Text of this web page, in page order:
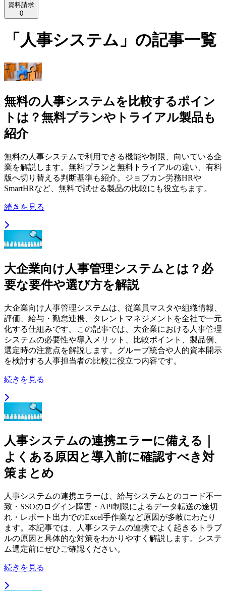
資料請求
0
「 人事システム 」の記事一覧
無料の人事システムを比較するポイン
トは？無料プランやトライアル製品も
紹介
無料の人事システムで利用できる機能や制限、向いている企
業を解説します。無料プランと無料トライアルの違い、有料
版へ切り替える判断基準も紹介。ジョブカン労務HRや
SmartHRなど、無料で試せる製品の比較にも役立ちます。
続きを見る
大企業向け人事管理システムとは？必
要な要件や選び方を解説
大企業向け人事管理システムは、従業員マスタや組織情報、
評価、給与・勤怠連携、タレントマネジメントを全社で一元
化する仕組みです。この記事では、大企業における人事管理
システムの必要性や導入メリット、比較ポイント、製品例、
選定時の注意点を解説します。グループ統合や人的資本開示
を検討する人事担当者の比較に役立つ内容です。
続きを見る
人事システムの連携エラーに備える｜
よくある原因と導入前に確認すべき対
策まとめ
人事システムの連携エラーは、給与システムとのコード不一
致・SSOのログイン障害・API制限によるデータ転送の途切
れ・レポート出力でのExcel手作業など原因が多岐にわたり
ます。本記事では、人事システムの連携でよく起きるトラブ
ルの原因と具体的な対策をわかりやすく解説します。システ
ム選定前にぜひご確認ください。
続きを見る